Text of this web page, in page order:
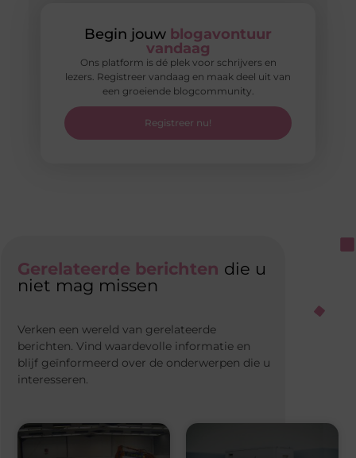
Begin jouw blogavontuur
vandaag
Ons platform is dé plek voor schrijvers en
lezers. Registreer vandaag en maak deel uit van
een groeiende blogcommunity.
Registreer nu!
Gerelateerde berichten die u
niet mag missen
Verken een wereld van gerelateerde
berichten. Vind waardevolle informatie en
blijf geïnformeerd over de onderwerpen die u
interesseren.